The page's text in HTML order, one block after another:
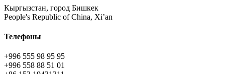
Кыргызстан, город Бишкек
People's Republic of China, Xi’an
Телефоны
+996 555 98 95 95
+996 558 88 51 01